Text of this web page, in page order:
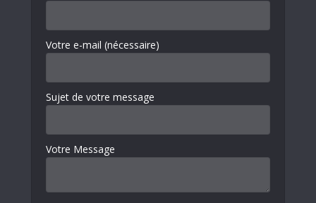
Votre e-mail (nécessaire)
Sujet de votre message
Votre Message